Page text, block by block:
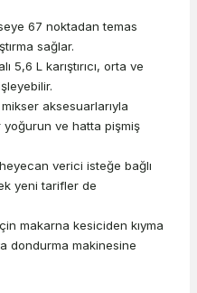
67 noktadan temas
sağlar.
5,6 L karıştırıcı, orta ve
aksesuarlarıyla
yoğurun ve hatta pişmiş
verici isteğe bağlı
yeni tarifler de
için makarna kesiciden kıyma
dondurma makinesine